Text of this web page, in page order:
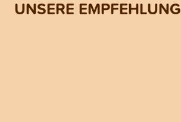
UNSERE EMPFEHLUNG